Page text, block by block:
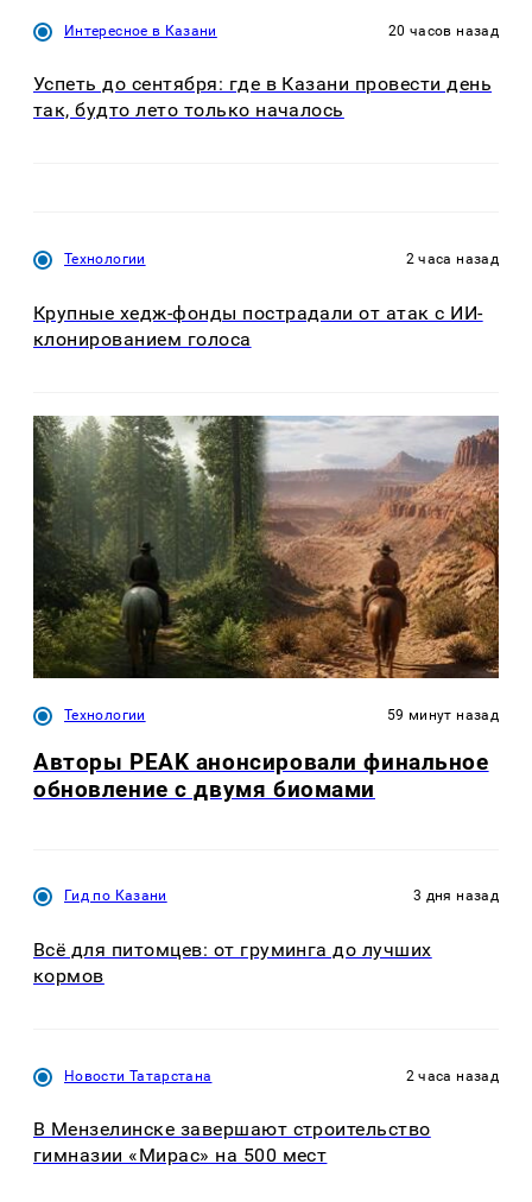
Интересное в Казани 20 часов назад
Успеть до сентября: где в Казани провести день
так, будто лето только началось
Технологии 2 часа назад
Крупные хедж-фонды пострадали от атак с ИИ-
клонированием голоса
Технологии 59 минут назад
Авторы PEAK анонсировали финальное
обновление с двумя биомами
Гид по Казани 3 дня назад
Всё для питомцев: от груминга до лучших
кормов
Новости Татарстана 2 часа назад
В Мензелинске завершают строительство
гимназии «Мирас» на 500 мест